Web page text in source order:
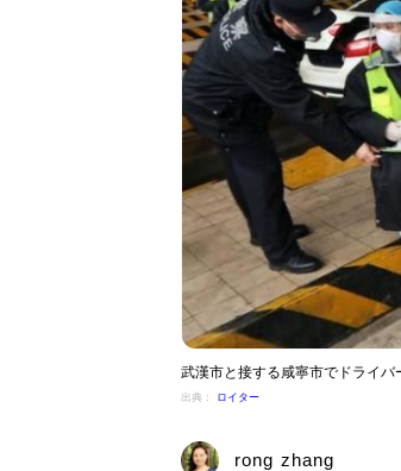
武漢市と接する咸寧市でドライ
出典： ロイター
rong zhang